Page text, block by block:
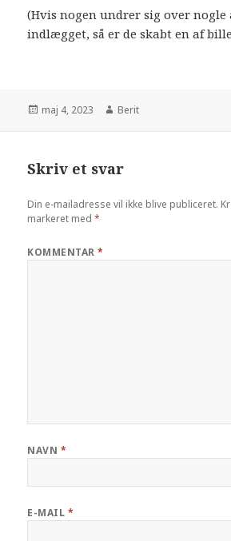
(Hvis nogen undrer sig over
indlægget, så er de skabt en af
maj 4, 2023 Berit
Skriv et svar
Din e-mailadresse vil ikke blive publiceret.
markeret med*
KOMMENTAR*
NAVN *
E-MAIL *